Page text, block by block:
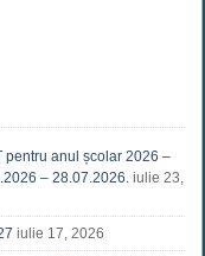
pentru anul școlar 2026 –
– 28.07.2026. iulie 23,
iulie 17, 2026